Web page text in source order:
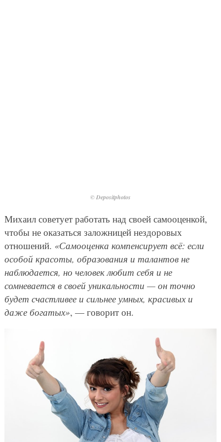
© Depositphotos
Михаил советует работать над своей самооценкой,
чтобы не оказаться заложницей нездоровых
отношений. «Самооценка компенсирует всё: если
особой красоты, образования и талантов не
наблюдается, но человек любит себя и не
сомневается в своей уникальности — он точно
будет счастливее и сильнее умных, красивых и
даже богатых», — говорит он.